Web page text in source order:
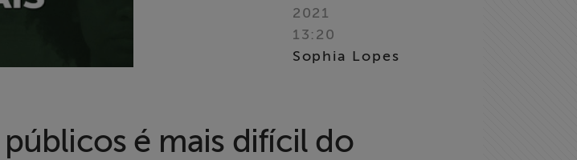
2021
13:20
Sophia Lopes
é mais difícil do